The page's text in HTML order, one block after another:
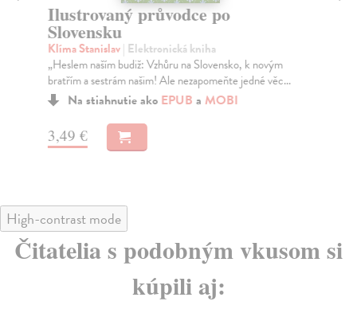
Ilustrovaný průvodce po
Slovensku
Klíma Stanislav| Elektronická kniha
„Heslem naším budiž: Vzhůru na Slovensko, k novým
bratřím a sestrám našim! Ale nezapomeňte jedné věc...
Na stiahnutie ako EPUB a MOBI
3,49 €
High-contrast mode
Čitatelia s podobným vkusom si
kúpili aj: